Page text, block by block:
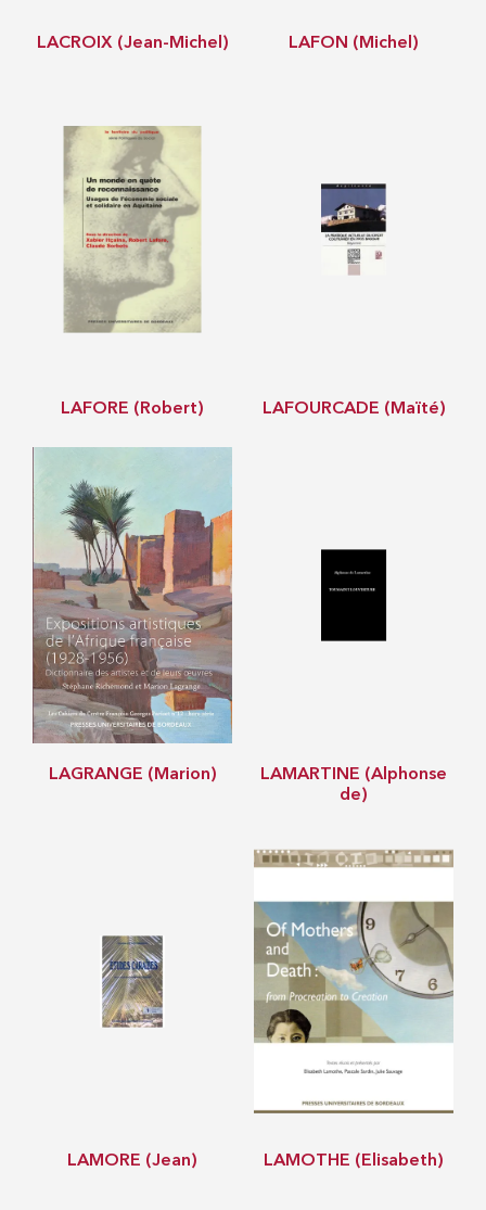
LACROIX (Jean-Michel) LAFON (Michel)
LAFORE (Robert) LAFOURCADE (Maïté)
LAGRANGE (Marion)
LAMARTINE (Alphonse
de)
LAMORE (Jean) LAMOTHE (Elisabeth)